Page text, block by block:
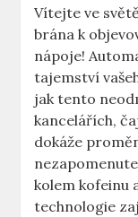
Vítejte ve
brána k‍
nápoje!⁣
tajemství
jak tento
kancelářích,⁤
dokáže
kolem kofeinu
technologie